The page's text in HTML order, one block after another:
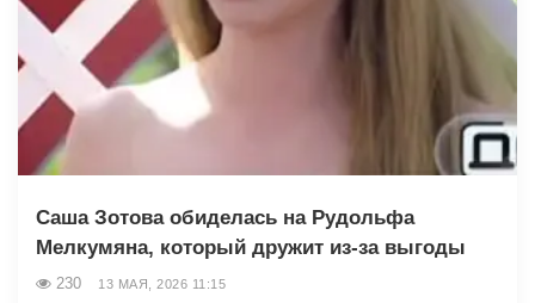
Саша Зотова обиделась на Рудольфа
Мелкумяна, который дружит из-за выгоды
230 13 МАЯ, 2026 11:15